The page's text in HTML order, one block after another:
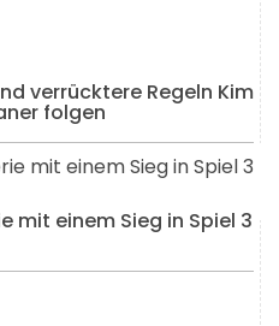
verrücktere Regeln Kim
folgen
mit einem Sieg in Spiel 3